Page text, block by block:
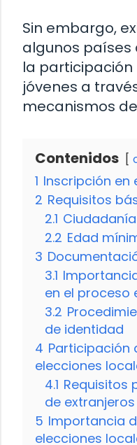
Sin embargo,
algunos
la
jóvenes a
mecanismos
Contenidos
1 Inscripción en
2 Requisitos
2.1
2.2 Edad
3
3.1
en el proceso
3.2
de identidad
4 Participación
elecciones
4.1 Requisitos
de extranjeros
5 Importancia
elecciones